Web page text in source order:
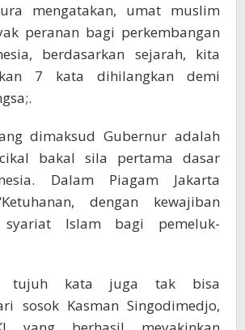
mengatakan, umat muslim
peranan bagi perkembangan
berdasarkan sejarah, kita
7 kata dihilangkan demi
dimaksud Gubernur adalah
bakal sila pertama dasar
Dalam Piagam Jakarta
dengan kewajiban
syariat Islam bagi pemeluk-
tujuh kata juga tak bisa
sosok Kasman Singodimedjo,